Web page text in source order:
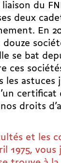
du
deux
En
se bat
ces
les
droits
et les
1975, vous